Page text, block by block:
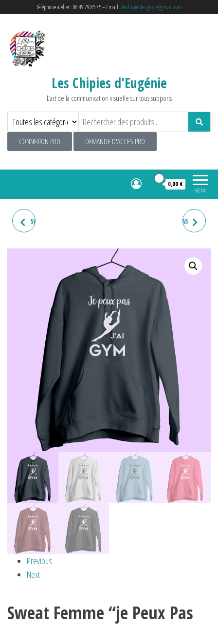
Téléphone atelier : 06 49 79 85 75 – Email : leschipiesdeugenie@gmail.com
Les Chipies d'Eugénie
L’art de la communication visuelle sur tous supports
CONNEXION PRO DEMANDE D'ACCES PRO
MENU
0,00 €
SWEAT FEMME "JE PEUX PAS SWEAT FEMME "JE PEUX PAS
Previous
Next
Sweat Femme “je Peux Pas